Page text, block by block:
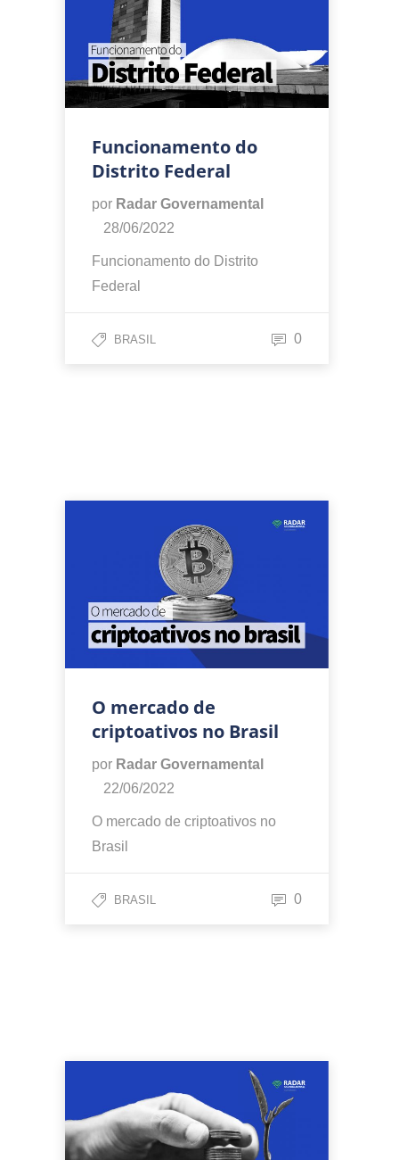
Funcionamento do
Distrito Federal
por Radar Governamental
28/06/2022
Funcionamento do Distrito
Federal
BRASIL 0
O mercado de
criptoativos no Brasil
por Radar Governamental
22/06/2022
O mercado de criptoativos no
Brasil
BRASIL 0